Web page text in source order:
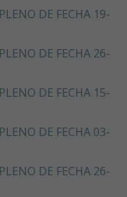
DE FECHA 19-
DE FECHA 26-
DE FECHA 15-
DE FECHA 03-
DE FECHA 26-